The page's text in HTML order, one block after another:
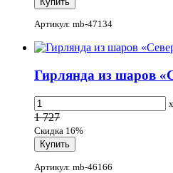
Артикул: mb-47134
Гирлянда из шаров
x
1 727
Скидка 16%
Артикул: mb-46166